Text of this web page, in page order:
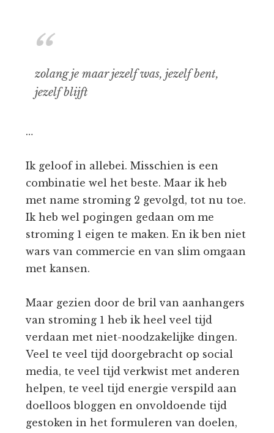
zolang je maar jezelf was, jezelf bent,
jezelf blijft
…
Ik geloof in allebei. Misschien is een
combinatie wel het beste. Maar ik heb
met name stroming 2 gevolgd, tot nu toe.
Ik heb wel pogingen gedaan om me
stroming 1 eigen te maken. En ik ben niet
wars van commercie en van slim omgaan
met kansen.
Maar gezien door de bril van aanhangers
van stroming 1 heb ik heel veel tijd
verdaan met niet-noodzakelijke dingen.
Veel te veel tijd doorgebracht op social
media, te veel tijd verkwist met anderen
helpen, te veel tijd energie verspild aan
doelloos bloggen en onvoldoende tijd
gestoken in het formuleren van doelen,